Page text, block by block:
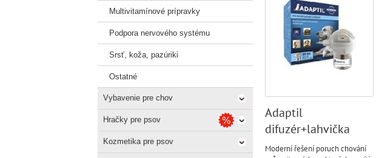
Adaptil
difuzér+lahvička
Moderní řešení poruch chování
Multivitamínové prípravky
Podpora nervového systému
Srsť, koža, pazúriki
Ostatné
Vybavenie pre chov
Hračky pre psov
Kozmetika pre psov